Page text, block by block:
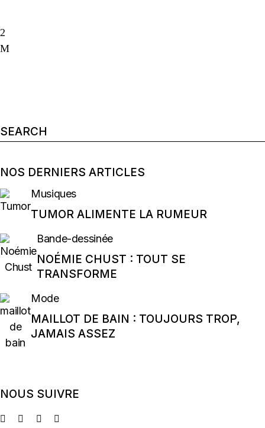
Search
for:
NOS DERNIERS ARTICLES
Musiques
TUMOR ALIMENTE LA RUMEUR
Bande-dessinée
NOÉMIE CHUST : TOUT SE
TRANSFORME
Mode
MAILLOT DE BAIN : TOUJOURS TROP,
JAMAIS ASSEZ
NOUS SUIVRE